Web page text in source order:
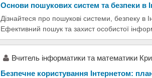
Основи пошукових систем та безпеки в
Дізнайтеся про пошукові системи, безпеку в
Ефективний пошук та захист особистої
Вчитель інформатики та математики
Безпечне користування Інтернетом: